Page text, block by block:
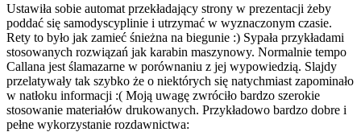
Ustawiła sobie automat przekładający strony w prezentacji żeby
poddać się samodyscyplinie i utrzymać w wyznaczonym czasie.
Rety to było jak zamieć śnieżna na biegunie :) Sypała przykładami
stosowanych rozwiązań jak karabin maszynowy. Normalnie tempo
Callana jest ślamazarne w porównaniu z jej wypowiedzią. Slajdy
przelatywały tak szybko że o niektórych się natychmiast zapominało
w natłoku informacji :( Moją uwagę zwróciło bardzo szerokie
stosowanie materiałów drukowanych. Przykładowo bardzo dobre i
pełne wykorzystanie rozdawnictwa: